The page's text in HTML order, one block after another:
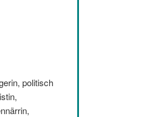
politisch